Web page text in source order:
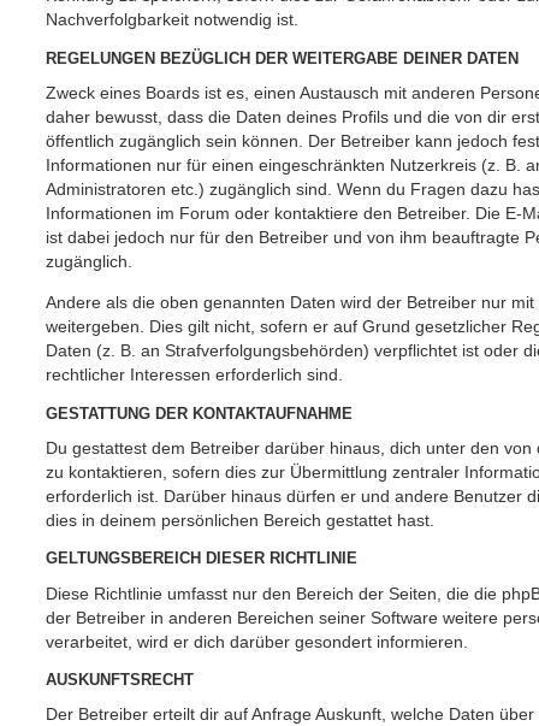
Nachverfolgbarkeit notwendig ist.
REGELUNGEN BEZÜGLICH DER WEITERGABE DEINER DATEN
Zweck eines Boards ist es, einen Austausch mit anderen
daher bewusst, dass die Daten deines Profils und die von dir
öffentlich zugänglich sein können. Der Betreiber kann jedoch
Informationen nur für einen eingeschränkten Nutzerkreis (z. B.
Administratoren etc.) zugänglich sind. Wenn du Fragen dazu
Informationen im Forum oder kontaktiere den Betreiber. Die E-
ist dabei jedoch nur für den Betreiber und von ihm beauftragte
zugänglich.
Andere als die oben genannten Daten wird der Betreiber nur
weitergeben. Dies gilt nicht, sofern er auf Grund gesetzlicher
Daten (z. B. an Strafverfolgungsbehörden) verpflichtet ist oder
rechtlicher Interessen erforderlich sind.
GESTATTUNG DER KONTAKTAUFNAHME
Du gestattest dem Betreiber darüber hinaus, dich unter den
zu kontaktieren, sofern dies zur Übermittlung zentraler
erforderlich ist. Darüber hinaus dürfen er und andere Benutzer
dies in deinem persönlichen Bereich gestattet hast.
GELTUNGSBEREICH DIESER RICHTLINIE
Diese Richtlinie umfasst nur den Bereich der Seiten, die die
der Betreiber in anderen Bereichen seiner Software weitere
verarbeitet, wird er dich darüber gesondert informieren.
AUSKUNFTSRECHT
Der Betreiber erteilt dir auf Anfrage Auskunft, welche Daten